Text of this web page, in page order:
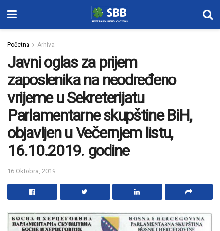
Početna Arhiva
Javni oglas za prijem
zaposlenika na neodređeno
vrijeme u Sekreterijatu
Parlamentarne skupštine BiH,
objavljen u Večernjem listu,
16.10.2019. godine
16 Oktobra, 2019